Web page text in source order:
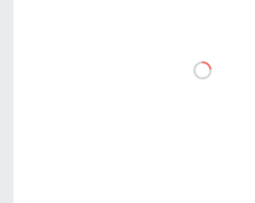
DO KOSZYKA